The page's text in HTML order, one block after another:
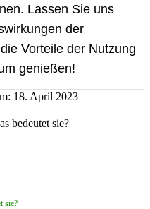
Lassen Sie uns
der
Vorteile der Nutzung
genießen!
18. April 2023
sie?